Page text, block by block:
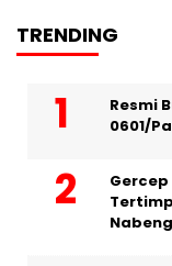
TRENDING
Resmi
0601/